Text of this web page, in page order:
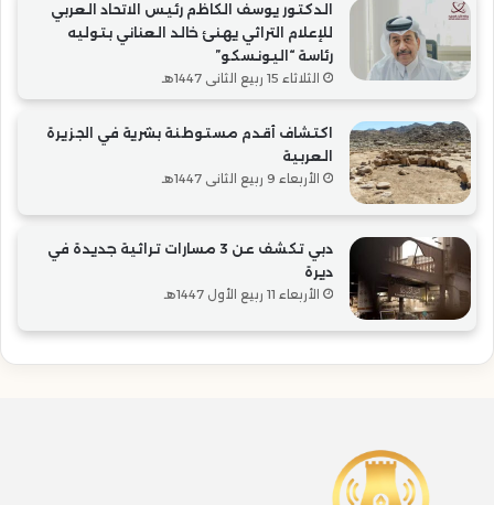
الدكتور يوسف الكاظم رئيس الاتحاد العربي
للإعلام التراثي يهنئ خالد العناني بتوليه
رئاسة “اليونسكو”
الثلاثاء 15 ربيع الثاني 1447هـ
اكتشاف أقدم مستوطنة بشرية في الجزيرة
العربية
الأربعاء 9 ربيع الثاني 1447هـ
دبي تكشف عن 3 مسارات تراثية جديدة في
ديرة
الأربعاء 11 ربيع الأول 1447هـ